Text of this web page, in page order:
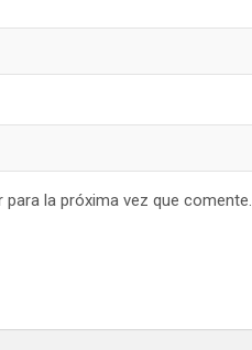
la próxima vez que comente.